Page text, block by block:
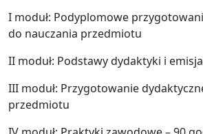
I moduł: Podyplomowe
do nauczania przedmiotu
II moduł: Podstawy dydaktyki i
III moduł: Przygotowanie
przedmiotu